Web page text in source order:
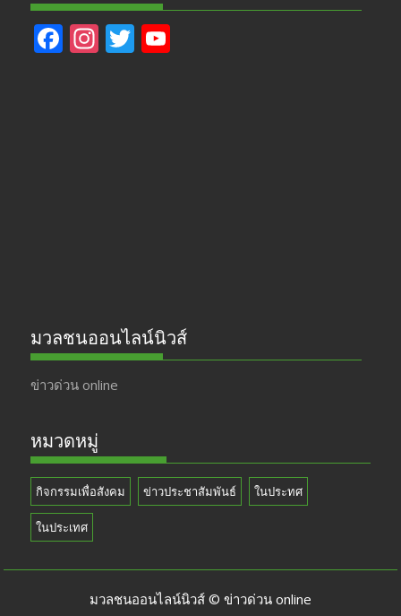
F In T
มวลชนออนไลน์นิวส์
ข่าวด่วน online
หมวดหมู่
กิจกรรมเพื่อสังคม ข่าวประชาสัมพันธ์ ในประทศ
ในประเทศ
มวลชนออนไลน์นิวส์ © ข่าวด่วน online